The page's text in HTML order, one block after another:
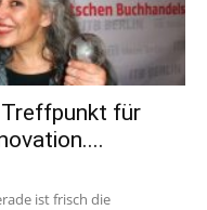
für
ist frisch die